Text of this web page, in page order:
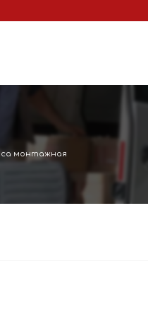
и ножницы для
монтажная